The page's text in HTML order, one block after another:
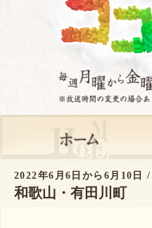
2022年6月6日から6月10日 /
和歌山・有田川町